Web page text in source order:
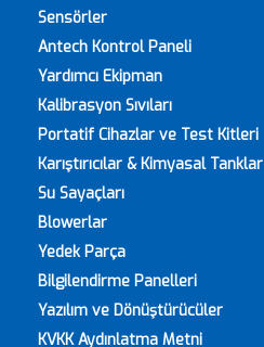
Sensörler
Antech Kontrol Paneli
Yardımcı Ekipman
Kalibrasyon Sıvıları
Portatif Cihazlar ve Test Kitleri
Karıştırıcılar & Kimyasal Tanklar
Su Sayaçları
Blowerlar
Yedek Parça
Bilgilendirme Panelleri
Yazılım ve Dönüştürücüler
KVKK Aydınlatma Metni